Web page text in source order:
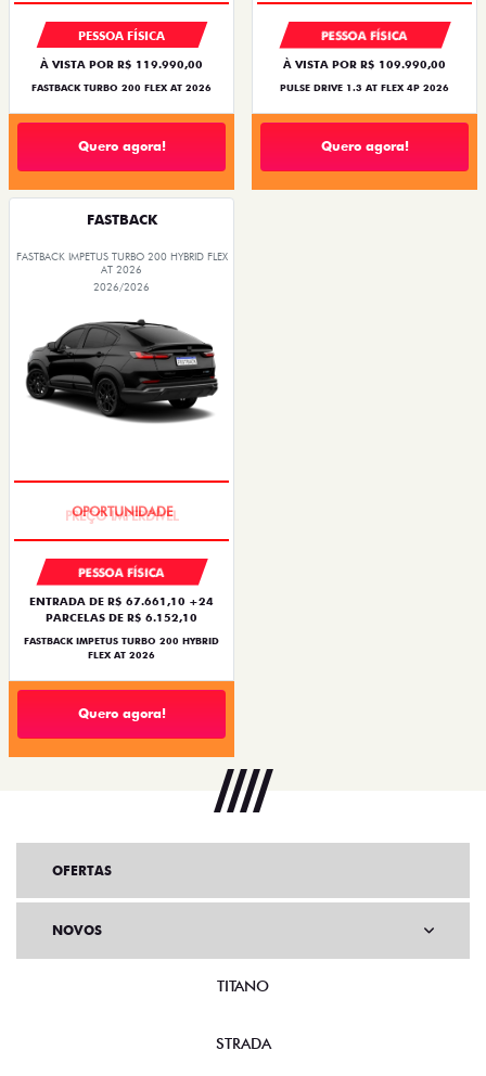
PESSOA FÍSICA
À VISTA POR R$ 119.990,00
FASTBACK TURBO 200 FLEX AT 2026
Quero agora!
PESSOA FÍSICA
À VISTA POR R$ 109.990,00
PULSE DRIVE 1.3 AT FLEX 4P 2026
Quero agora!
FASTBACK
FASTBACK IMPETUS TURBO 200 HYBRID FLEX
AT 2026
2026/2026
PESSOA FÍSICA
ENTRADA DE R$ 67.661,10 +24
PARCELAS DE R$ 6.152,10
FASTBACK IMPETUS TURBO 200 HYBRID
FLEX AT 2026
Quero agora!
OFERTAS
NOVOS
TITANO
STRADA